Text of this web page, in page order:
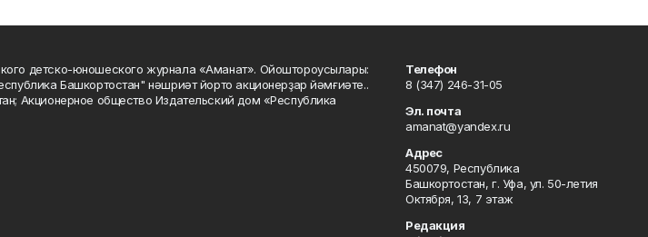
детско-юношеского журнала «Аманат». Ойоштороусылары:
Башкортостан" нәшриәт йорто акционерҙар йәмғиәте..
Акционерное общество Издательский дом «Республика
Телефон
8 (347) 246-31-05
Эл. почта
amanat@yandex.ru
Адрес
450079, Республика
Башкортостан, г. Уфа, ул. 50-летия
Октября, 13, 7 этаж
Редакция